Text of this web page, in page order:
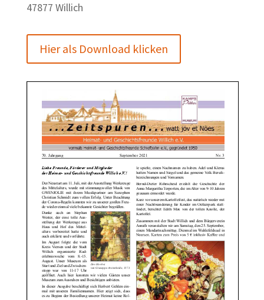
47877 Willich
Hier als Download klicken